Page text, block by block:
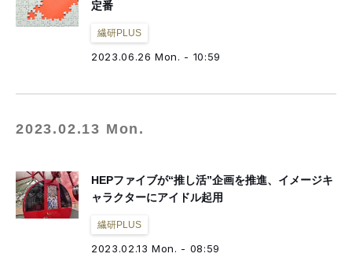
定番
繊研PLUS
2023.06.26 Mon. - 10:59
2023.02.13 Mon.
HEPファイブが“推し活”企画を推進、イメージキ
ャラクターにアイドル起用
繊研PLUS
2023.02.13 Mon. - 08:59